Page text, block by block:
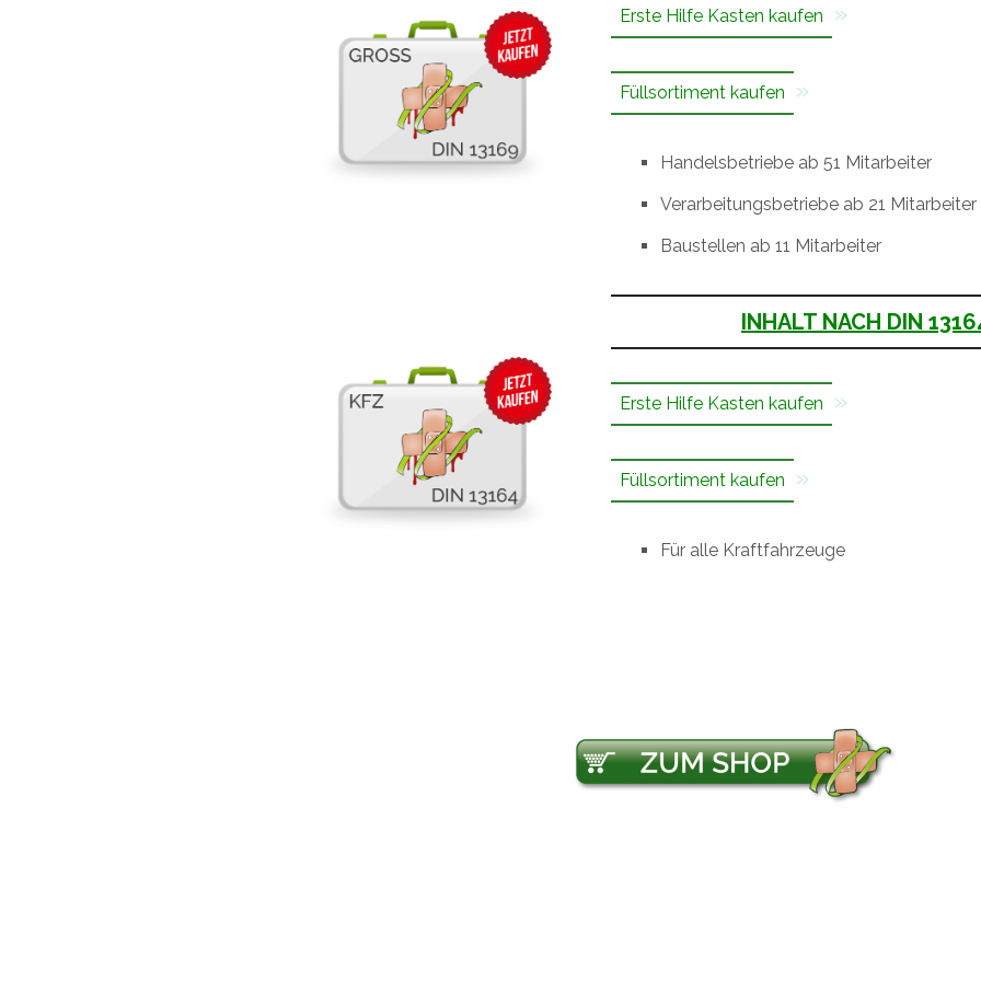
Erste Hilfe Kasten kaufen
Füllsortiment kaufen
Handelsbetriebe ab 51 Mitarbeiter
Verarbeitungsbetriebe ab 21 Mitarbeiter
Baustellen ab 11 Mitarbeiter
INHALT NACH DIN
Erste Hilfe Kasten kaufen
Füllsortiment kaufen
Für alle Kraftfahrzeuge